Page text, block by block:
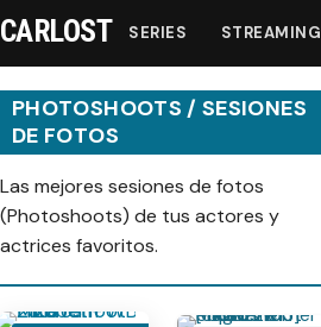
Series
Streaming
Recomendaciones
CARLOST SERIES STREAMING
PHOTOSHOOTS / SESIONES
DE FOTOS
Las mejores sesiones de fotos
(Photoshoots) de tus actores y
actrices favoritos.